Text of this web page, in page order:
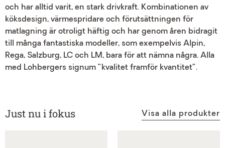
och har alltid varit, en stark drivkraft. Kombinationen av
köksdesign, värmespridare och förutsättningen för
matlagning är otroligt häftig och har genom åren bidragit
till många fantastiska modeller, som exempelvis Alpin,
Rega, Salzburg, LC och LM, bara för att nämna några. Alla
med Lohbergers signum ”kvalitet framför kvantitet”.
Just nu i fokus Visa alla produkter